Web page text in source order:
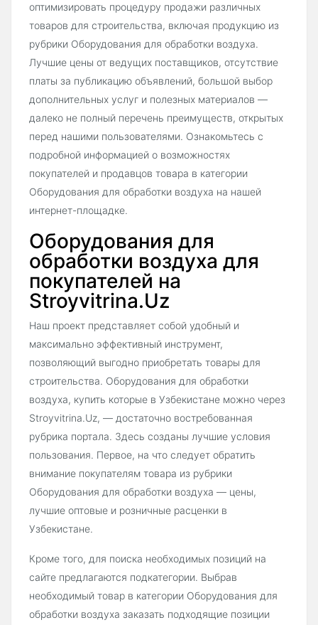
оптимизировать процедуру продажи различных
товаров для строительства, включая продукцию из
рубрики Оборудования для обработки воздуха.
Лучшие цены от ведущих поставщиков, отсутствие
платы за публикацию объявлений, большой выбор
дополнительных услуг и полезных материалов —
далеко не полный перечень преимуществ, открытых
перед нашими пользователями. Ознакомьтесь с
подробной информацией о возможностях
покупателей и продавцов товара в категории
Оборудования для обработки воздуха на нашей
интернет-площадке.
Оборудования для
обработки воздуха для
покупателей на
Stroyvitrina.Uz
Наш проект представляет собой удобный и
максимально эффективный инструмент,
позволяющий выгодно приобретать товары для
строительства. Оборудования для обработки
воздуха, купить которые в Узбекистане можно через
Stroyvitrina.Uz, — достаточно востребованная
рубрика портала. Здесь созданы лучшие условия
пользования. Первое, на что следует обратить
внимание покупателям товара из рубрики
Оборудования для обработки воздуха — цены,
лучшие оптовые и розничные расценки в
Узбекистане.
Кроме того, для поиска необходимых позиций на
сайте предлагаются подкатегории. Выбрав
необходимый товар в категории Оборудования для
обработки воздуха заказать подходящие позиции